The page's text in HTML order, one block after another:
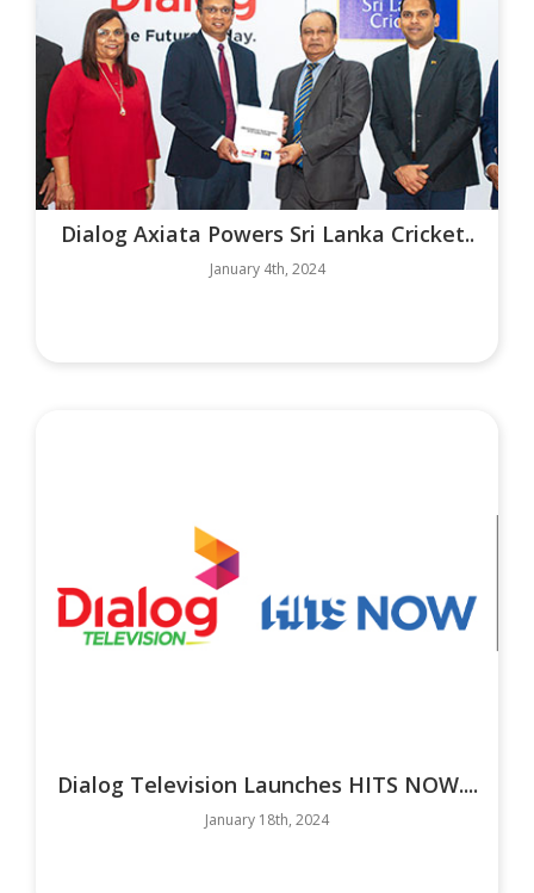
Dialog Axiata Powers Sri Lanka Cricket..
January 4th, 2024
Dialog Television Launches HITS NOW....
January 18th, 2024